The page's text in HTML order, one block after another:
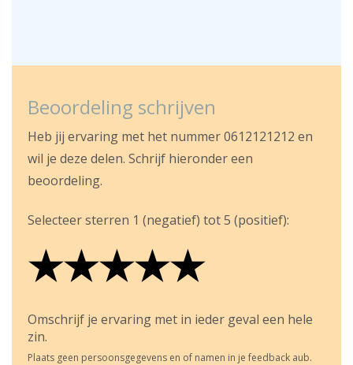
Beoordeling schrijven
Heb jij ervaring met het nummer 0612121212 en
wil je deze delen. Schrijf hieronder een
beoordeling.
Selecteer sterren 1 (negatief) tot 5 (positief):
★
★★
★★★
★★★★
★★★★★
Omschrijf je ervaring met in ieder geval een hele
zin.
Plaats geen persoonsgegevens en of namen in je feedback aub.